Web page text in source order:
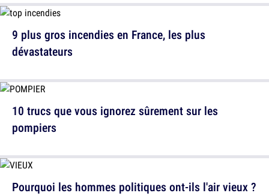
10 trucs que vous ignorez sûrement sur les
pompiers
9 plus gros incendies en France, les plus
dévastateurs
Pourquoi les hommes politiques ont-ils l'air vieux ?